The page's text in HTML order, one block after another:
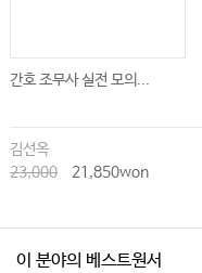
간호 조무사 실전 모의...
김선옥
23,000
21,850won
이 분야의 베스트원서